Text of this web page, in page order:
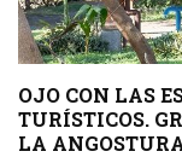
OJO CON LAS
TURÍSTICOS.
LA